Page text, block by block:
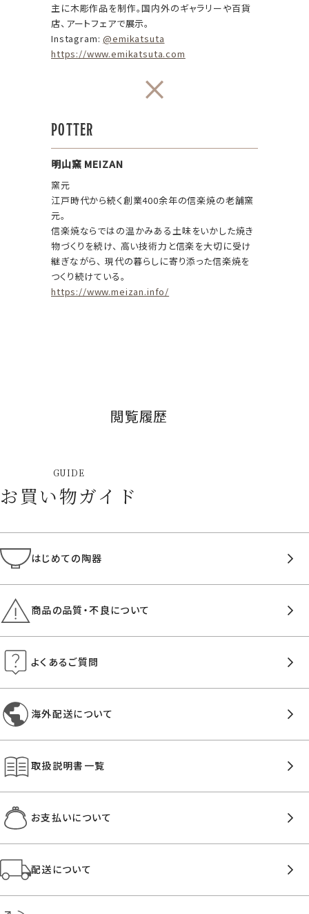
主に木彫作品を制作。国内外のギャラリーや百貨
店、アートフェアで展示。
Instagram:@emikatsuta
https://www.emikatsuta.com
×
POTTER
明山窯 MEIZAN
窯元
江戸時代から続く創業400余年の信楽焼の老舗窯
元。
信楽焼ならではの温かみある土味をいかした焼き
物づくりを続け、 高い技術力と信楽を大切に受け
継ぎながら、 現代の暮らしに寄り添った信楽焼を
つくり続けている。
https://www.meizan.info/
閲覧履歴
GUIDE
お買い物ガイド
はじめての陶器
商品の品質・不良について
よくあるご質問
海外配送について
取扱説明書一覧
お支払いについて
配送について